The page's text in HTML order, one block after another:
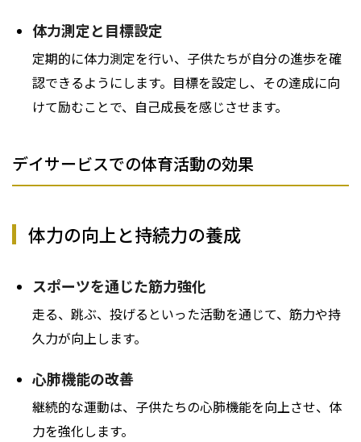
体力測定と目標設定
定期的に体力測定を行い、子供たちが自分の進歩を確
認できるようにします。目標を設定し、その達成に向
けて励むことで、自己成長を感じさせます。
デイサービスでの体育活動の効果
体力の向上と持続力の養成
スポーツを通じた筋力強化
走る、跳ぶ、投げるといった活動を通じて、筋力や持
久力が向上します。
心肺機能の改善
継続的な運動は、子供たちの心肺機能を向上させ、体
力を強化します。